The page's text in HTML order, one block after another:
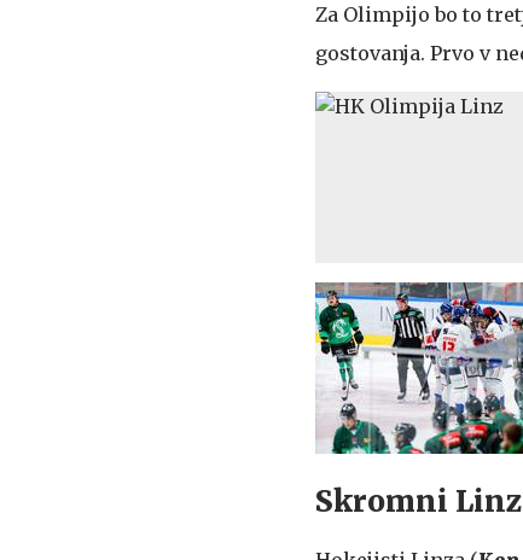
Za Olimpijo bo to
gostovanja. Prvo v
Skromni